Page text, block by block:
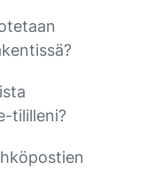
tililleni?